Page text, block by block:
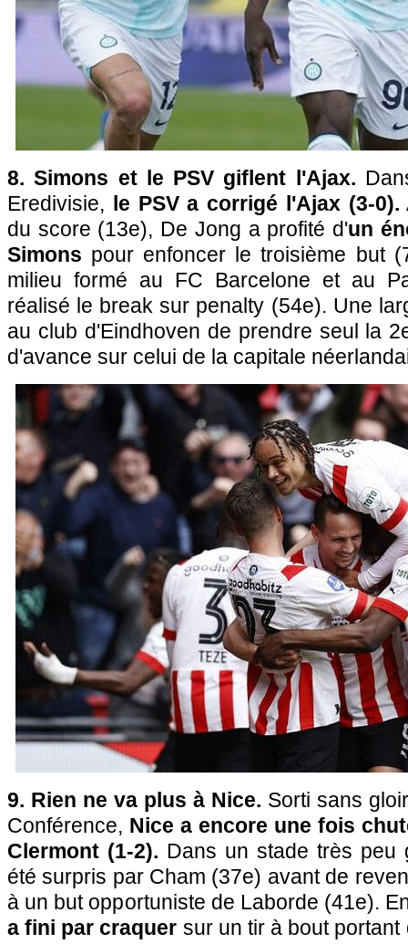
8. Simons et le PSV giflent l'Ajax.
Eredivisie, le PSV a corrigé l'Ajax (3-0).
du score (13e), De Jong a profité d'un
Simons pour enfoncer le troisième but
milieu formé au FC Barcelone et au
réalisé le break sur penalty (54e). Une
au club d'Eindhoven de prendre seul la
d'avance sur celui de la capitale
9. Rien ne va plus à Nice. Sorti sans
Conférence, Nice a encore une fois
Clermont (1-2). Dans un stade très peu
été surpris par Cham (37e) avant de
à un but opportuniste de Laborde (41e).
a fini par craquer sur un tir à bout